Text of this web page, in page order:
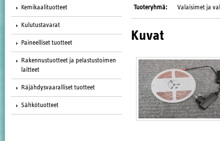
Kemikaalituotteet
Kulutustavarat
Paineelliset tuotteet
Rakennustuotteet ja pelastustoimen
laitteet
Räjähdysvaaralliset tuotteet
Sähkötuotteet
Tuoteryhmä: Valaisimet ja
Kuvat